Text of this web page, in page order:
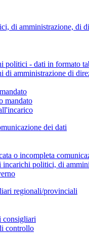
di amministrazione, di
politici - dati in formato
di amministrazione di
mandato
dei dati
o incompleta
incarichi politici, di
regionali/provinciali
consigliari
controllo